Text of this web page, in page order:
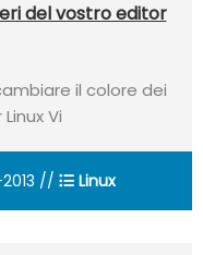
del vostro editor
il colore dei
Vi
// Linux